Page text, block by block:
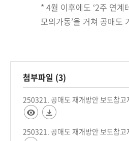
* 4월 이후에도 ‘2주 연계
모의가동’을 거쳐 공매도
첨부파일 (3)
250321. 공매도 재개방안 보도참
250321. 공매도 재개방안 보도참